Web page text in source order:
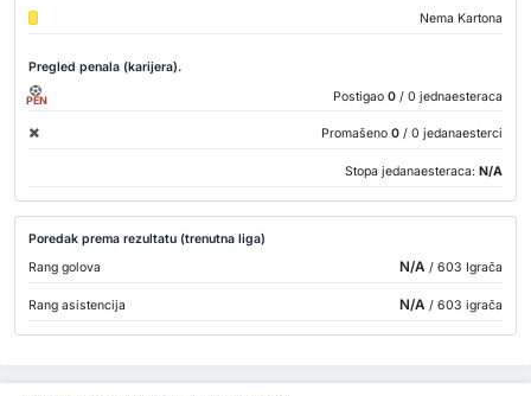
Nema Kartona
Pregled penala (karijera).
PEN Postigao 0 / 0 jednaesteraca
Promašeno 0 / 0 jedanaesterci
Stopa jedanaesteraca: N/A
Poredak prema rezultatu (trenutna liga)
Rang golova
N/A / 603 Igrača
Rang asistencija N/A / 603 igrača